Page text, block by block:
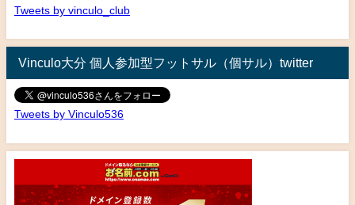
Tweets by vinculo_club
Vinculo大分 個人参加型フットサル（個サル）twitter
Tweets by Vinculo536